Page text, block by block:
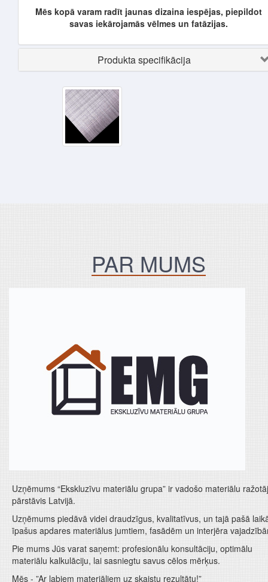
Mēs kopā varam radīt jaunas dizaina iespējas, piepildot
savas iekārojamās vēlmes un fatāzijas.
Produkta specifikācija
PAR MUMS
Uzņēmums “Ekskluzīvu materiālu grupa” ir vadošo materiālu
pārstāvis Latvijā.
Uzņēmums piedāvā videi draudzīgus, kvalitatīvus, un tajā pašā
īpašus apdares materiālus jumtiem, fasādēm un interjēra
Pie mums Jūs varat saņemt: profesionālu konsultāciju, optimālu
materiālu kalkulāciju, lai sasniegtu savus cēlos mērķus.
Mēs - ”Ar labiem materiāliem uz skaistu rezultātu!”